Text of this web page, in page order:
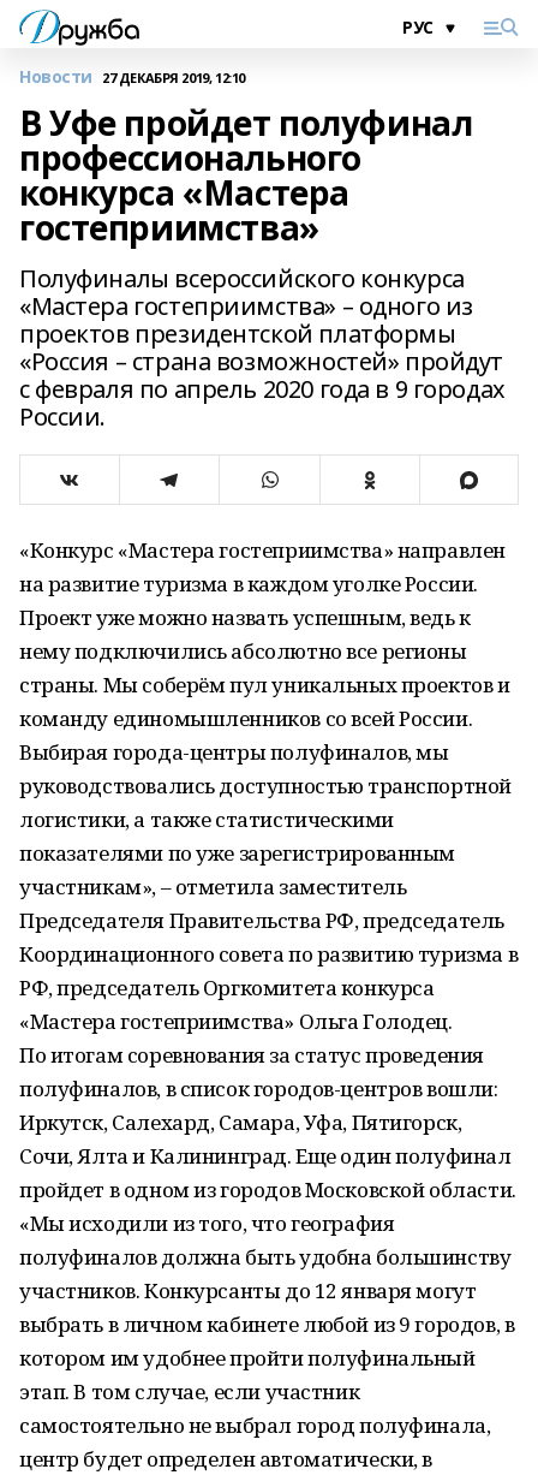
Новости 27 ДЕКАБРЯ 2019, 12:10
В Уфе пройдет полуфинал
профессионального
конкурса «Мастера
гостеприимства»
Полуфиналы всероссийского конкурса
«Мастера гостеприимства» – одного из
проектов президентской платформы
«Россия – страна возможностей» пройдут
с февраля по апрель 2020 года в 9 городах
России.
«Конкурс «Мастера гостеприимства» направлен
на развитие туризма в каждом уголке России.
Проект уже можно назвать успешным, ведь к
нему подключились абсолютно все регионы
страны. Мы соберём пул уникальных проектов и
команду единомышленников со всей России.
Выбирая города-центры полуфиналов, мы
руководствовались доступностью транспортной
логистики, а также статистическими
показателями по уже зарегистрированным
участникам», – отметила заместитель
Председателя Правительства РФ, председатель
Координационного совета по развитию туризма в
РФ, председатель Оргкомитета конкурса
«Мастера гостеприимства» Ольга Голодец.
По итогам соревнования за статус проведения
полуфиналов, в список городов-центров вошли:
Иркутск, Салехард, Самара, Уфа, Пятигорск,
Сочи, Ялта и Калининград. Еще один полуфинал
пройдет в одном из городов Московской области.
«Мы исходили из того, что география
полуфиналов должна быть удобна большинству
участников. Конкурсанты до 12 января могут
выбрать в личном кабинете любой из 9 городов, в
котором им удобнее пройти полуфинальный
этап. В том случае, если участник
самостоятельно не выбрал город полуфинала,
центр будет определен автоматически, в